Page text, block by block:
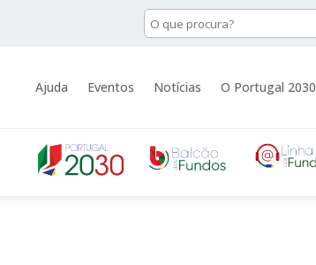
Ajuda Eventos Notícias O Portugal 2030